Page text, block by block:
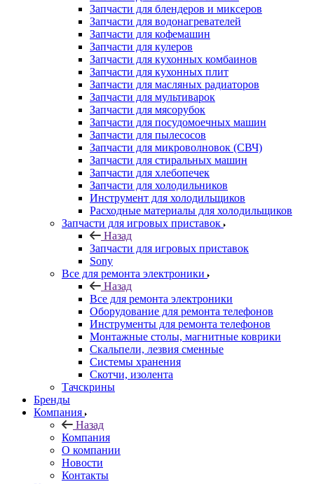
Запчасти для водонагревателей
Запчасти для кофемашин
Запчасти для кулеров
Запчасти для кухонных комбаинов
Запчасти для кухонных плит
Запчасти для масляных радиаторов
Запчасти для мультиварок
Запчасти для мясорубок
Запчасти для посудомоечных машин
Запчасти для пылесосов
Запчасти для микроволновок (СВЧ)
Запчасти для стиральных машин
Запчасти для хлебопечек
Запчасти для холодильников
Инструмент для холодильщиков
Расходные материалы для холодильщиков
Запчасти для игровых приставок
Назад
Запчасти для игровых приставок
Sony
Все для ремонта электроники
Назад
Все для ремонта электроники
Оборудование для ремонта телефонов
Инструменты для ремонта телефонов
Монтажные столы, магнитные коврики
Скальпели, лезвия сменные
Системы хранения
Скотчи, изолента
Тачскрины
Бренды
Компания
Назад
Компания
О компании
Новости
Контакты
Контакты